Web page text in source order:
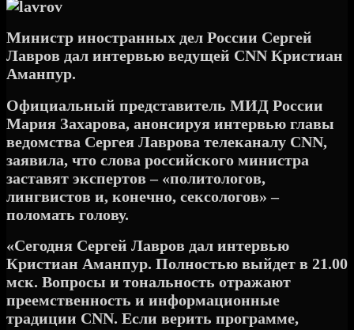
Министр иностранных дел России Сергей
Лавров дал интервью ведущей CNN Кристиан
Аманпур.
Официальный представитель МИД России
Мария Захарова, анонсируя интервью главы
ведомства Сергея Лаврова телеканалу CNN,
заявила, что слова российского министра
заставят экспертов – «политологов,
лингвистов и, конечно, сексологов» –
поломать голову.
«Сегодня Сергей Лавров дал интервью
Кристиан Аманпур. Полностью выйдет в 21.00
мск. Вопросы и тональность отражают
преемственность и информационные
традиции CNN. Если верить программе,